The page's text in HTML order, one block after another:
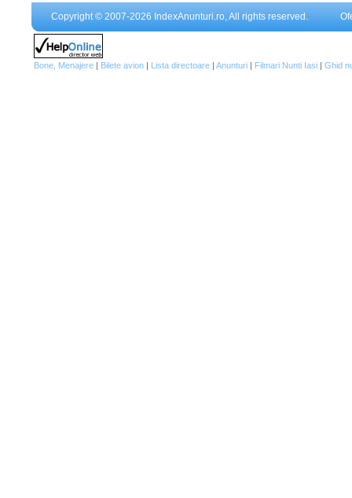
Copyright © 2007-2026 IndexAnunturi.ro, All rights reserved.
Bone, Menajere | Bilete avion | Lista directoare | Anunturi | Filmari Nunti Iasi | Ghid